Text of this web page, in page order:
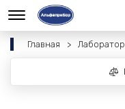
Главная